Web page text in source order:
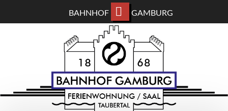
BAHNHOF GAMBURG
BAHNHOF GAMBURG
Ferienwohnung und Eventsaal im Taubertal